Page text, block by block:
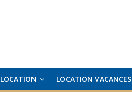
LOCATION LOCATION VACANCES